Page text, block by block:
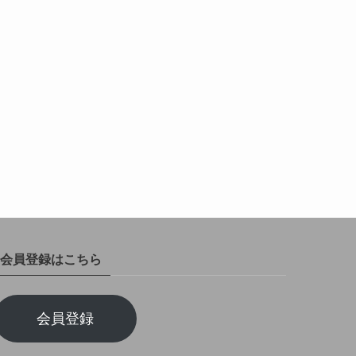
会員登録はこちら
会員登録